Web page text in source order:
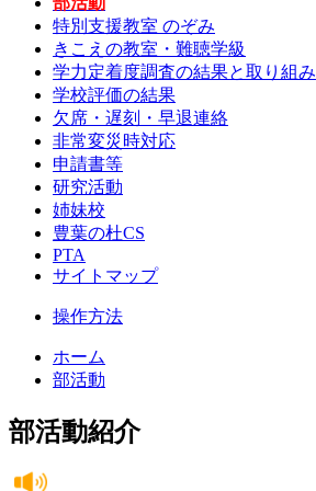
特別支援教室 のぞみ
きこえの教室・難聴学級
学力定着度調査の結果と取り組み
学校評価の結果
欠席・遅刻・早退連絡
非常変災時対応
申請書等
研究活動
姉妹校
豊葉の杜CS
PTA
サイトマップ
操作方法
ホーム
部活動
部活動紹介